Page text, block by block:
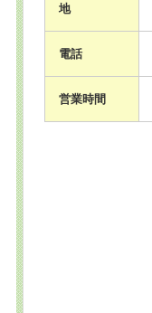
地
電話
営業時間